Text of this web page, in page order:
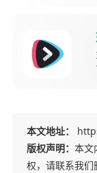
本文地址：
版权声明： 本文
权，请联系我们